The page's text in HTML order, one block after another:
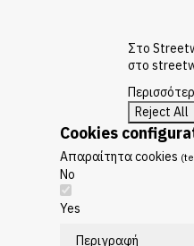
Στο
στο
Reject All
Cookies
Απαραίτητα cookies
No
Yes
Περιγραφή